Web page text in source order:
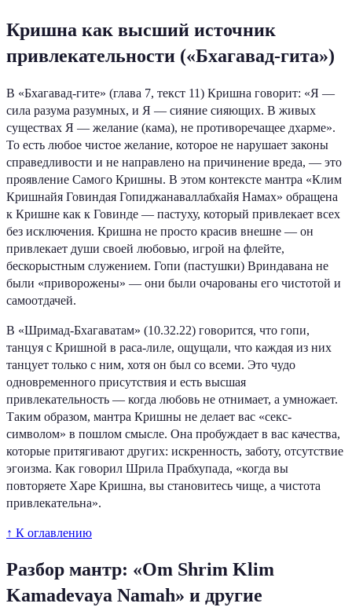
Кришна как высший источник
привлекательности («Бхагавад-гита»)
В «Бхагавад-гите» (глава 7, текст 11) Кришна говорит: «Я —
сила разума разумных, и Я — сияние сияющих. В живых
существах Я — желание (кама), не противоречащее дхарме».
То есть любое чистое желание, которое не нарушает законы
справедливости и не направлено на причинение вреда, — это
проявление Самого Кришны. В этом контексте мантра «Клим
Кришнайя Говиндая Гопиджанаваллабхайя Намах» обращена
к Кришне как к Говинде — пастуху, который привлекает всех
без исключения. Кришна не просто красив внешне — он
привлекает души своей любовью, игрой на флейте,
бескорыстным служением. Гопи (пастушки) Вриндавана не
были «приворожены» — они были очарованы его чистотой и
самоотдачей.
В «Шримад-Бхагаватам» (10.32.22) говорится, что гопи,
танцуя с Кришной в раса-лиле, ощущали, что каждая из них
танцует только с ним, хотя он был со всеми. Это чудо
одновременного присутствия и есть высшая
привлекательность — когда любовь не отнимает, а умножает.
Таким образом, мантра Кришны не делает вас «секс-
символом» в пошлом смысле. Она пробуждает в вас качества,
которые притягивают других: искренность, заботу, отсутствие
эгоизма. Как говорил Шрила Прабхупада, «когда вы
повторяете Харе Кришна, вы становитесь чище, а чистота
привлекательна».
↑ К оглавлению
Разбор мантр: «Om Shrim Klim
Kamadevaya Namah» и другие